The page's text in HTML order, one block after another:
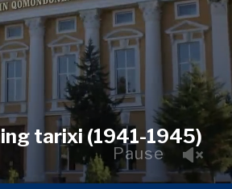
tarixi (1941-1945)
Pause